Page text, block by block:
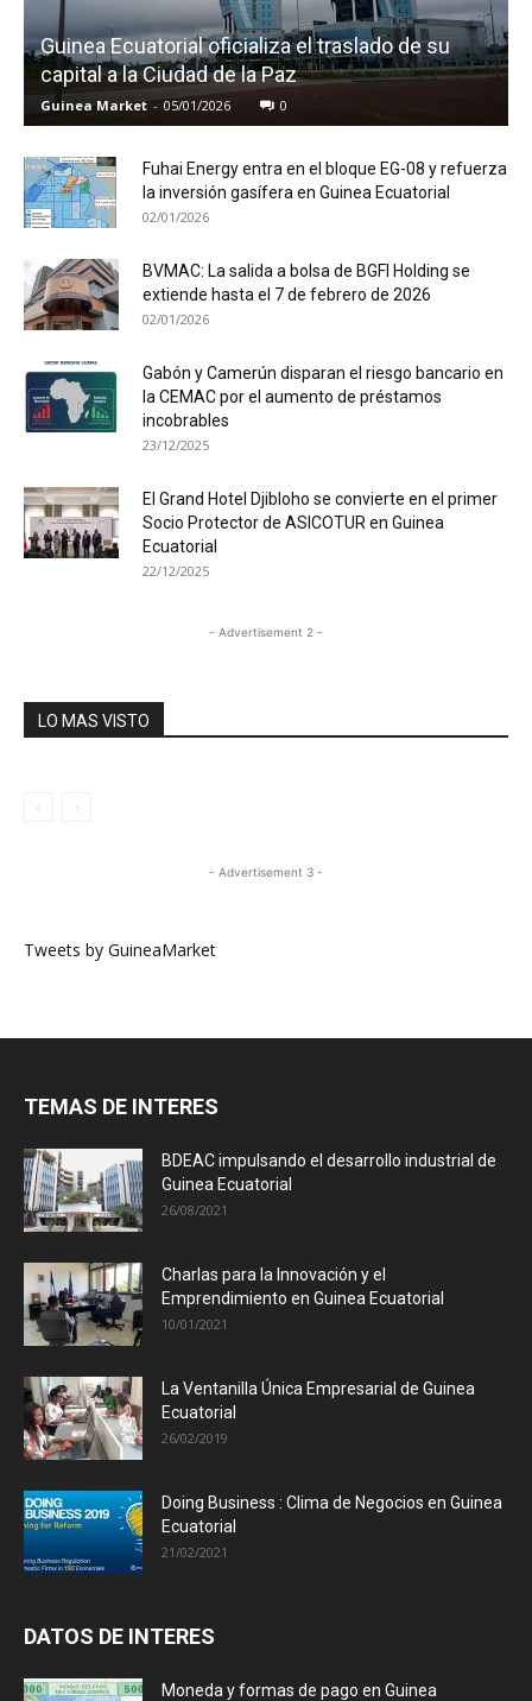
Guinea Ecuatorial oficializa el traslado de su
capital a la Ciudad de la Paz
Guinea Market - 05/01/2026 0
Fuhai Energy entra en el bloque EG-08 y refuerza
la inversión gasífera en Guinea Ecuatorial
02/01/2026
BVMAC: La salida a bolsa de BGFI Holding se
extiende hasta el 7 de febrero de 2026
02/01/2026
Gabón y Camerún disparan el riesgo bancario en
la CEMAC por el aumento de préstamos
incobrables
23/12/2025
El Grand Hotel Djibloho se convierte en el primer
Socio Protector de ASICOTUR en Guinea
Ecuatorial
22/12/2025
- Advertisement 2 -
LO MAS VISTO
- Advertisement 3 -
Tweets by GuineaMarket
TEMAS DE INTERES
BDEAC impulsando el desarrollo industrial de
Guinea Ecuatorial
26/08/2021
Charlas para la Innovación y el
Emprendimiento en Guinea Ecuatorial
10/01/2021
La Ventanilla Única Empresarial de Guinea
Ecuatorial
26/02/2019
Doing Business : Clima de Negocios en Guinea
Ecuatorial
21/02/2021
DATOS DE INTERES
Moneda y formas de pago en Guinea